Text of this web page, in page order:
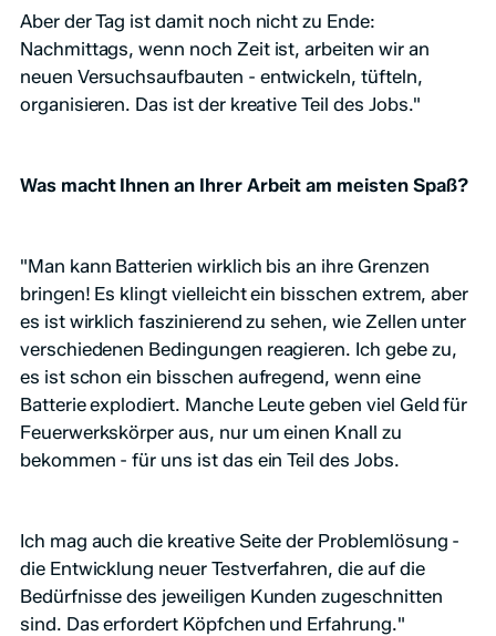
Aber der Tag ist damit noch nicht zu Ende:
Nachmittags, wenn noch Zeit ist, arbeiten wir an
neuen Versuchsaufbauten - entwickeln, tüfteln,
organisieren. Das ist der kreative Teil des Jobs."
Was macht Ihnen an Ihrer Arbeit am meisten Spaß?
"Man kann Batterien wirklich bis an ihre Grenzen
bringen! Es klingt vielleicht ein bisschen extrem, aber
es ist wirklich faszinierend zu sehen, wie Zellen unter
verschiedenen Bedingungen reagieren. Ich gebe zu,
es ist schon ein bisschen aufregend, wenn eine
Batterie explodiert. Manche Leute geben viel Geld für
Feuerwerkskörper aus, nur um einen Knall zu
bekommen - für uns ist das ein Teil des Jobs.
Ich mag auch die kreative Seite der Problemlösung -
die Entwicklung neuer Testverfahren, die auf die
Bedürfnisse des jeweiligen Kunden zugeschnitten
sind. Das erfordert Köpfchen und Erfahrung."